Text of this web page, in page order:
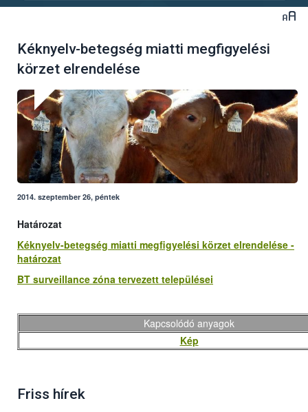
Kéknyelv-betegség miatti megfigyelési
körzet elrendelése
2014. szeptember 26, péntek
Határozat
Kéknyelv-betegség miatti megfigyelési körzet elrendelése -
határozat
BT surveillance zóna tervezett települései
Kapcsolódó anyagok
Kép
Friss hírek